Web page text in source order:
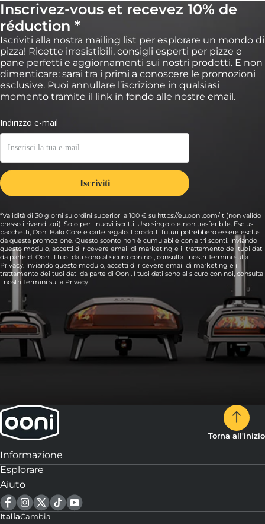
Inscrivez-vous et recevez 10% de
réduction *
Iscriviti alla nostra mailing list per esplorare un mondo di
pizza! Ricette irresistibili, consigli esperti per pizze e
pane perfetti e aggiornamenti sui nostri prodotti. E non
dimenticare: sarai tra i primi a conoscere le promozioni
esclusive. Puoi annullare l’iscrizione in qualsiasi
momento tramite il link in fondo alle nostre email.
*Validità di 30 giorni su ordini superiori a 100 € su https://eu.ooni.com/it (non valido
presso i rivenditori). Solo per i nuovi iscritti. Uso singolo e non trasferibile. Esclusi
pacchetti, Ooni Halo Core e carte regalo. I prodotti futuri potrebbero essere esclusi
da questa promozione. Questo sconto non è cumulabile con altri sconti. Inviando
questo modulo, accetti di ricevere email di marketing e il trattamento dei tuoi dati
da parte di Ooni. I tuoi dati sono al sicuro con noi, consulta i nostri Termini sulla
Privacy. Inviando questo modulo, accetti di ricevere email di marketing e il
trattamento dei tuoi dati da parte di Ooni. I tuoi dati sono al sicuro con noi, consulta
i nostri Termini sulla Privacy.
Torna all'inizio
Informazione
Esplorare
Aiuto
ItaliaCambia